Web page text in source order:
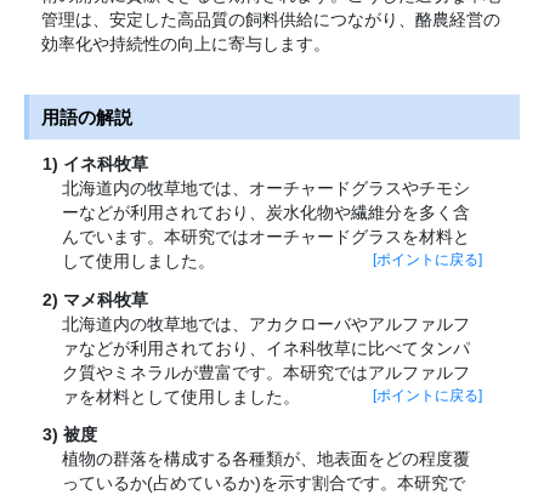
管理は、安定した高品質の飼料供給につながり、酪農経営の
効率化や持続性の向上に寄与します。
用語の解説
イネ科牧草
北海道内の牧草地では、オーチャードグラスやチモシ
ーなどが利用されており、炭水化物や繊維分を多く含
んでいます。本研究ではオーチャードグラスを材料と
して使用しました。
[ポイントに戻る]
マメ科牧草
北海道内の牧草地では、アカクローバやアルファルフ
ァなどが利用されており、イネ科牧草に比べてタンパ
ク質やミネラルが豊富です。本研究ではアルファルフ
ァを材料として使用しました。
[ポイントに戻る]
被度
植物の群落を構成する各種類が、地表面をどの程度覆
っているか(占めているか)を示す割合です。本研究で